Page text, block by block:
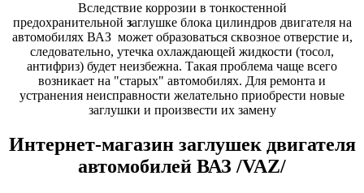
Вследствие коррозии в тонкостенной
предохранительной заглушке блока цилиндров двигателя на
автомобилях ВАЗ может образоваться сквозное отверстие и,
следовательно, утечка охлаждающей жидкости (тосол,
антифриз) будет неизбежна. Такая проблема чаще всего
возникает на "старых" автомобилях. Для ремонта и
устранения неисправности желательно приобрести новые
заглушки и произвести их замену
Интернет-магазин заглушек двигателя
автомобилей ВАЗ /VAZ/